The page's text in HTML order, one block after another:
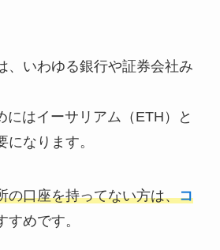
、いわゆる銀行や証券会社み
にはイーサリアム（ETH）と
なります。
の口座を持ってない方は、コ
すめです。